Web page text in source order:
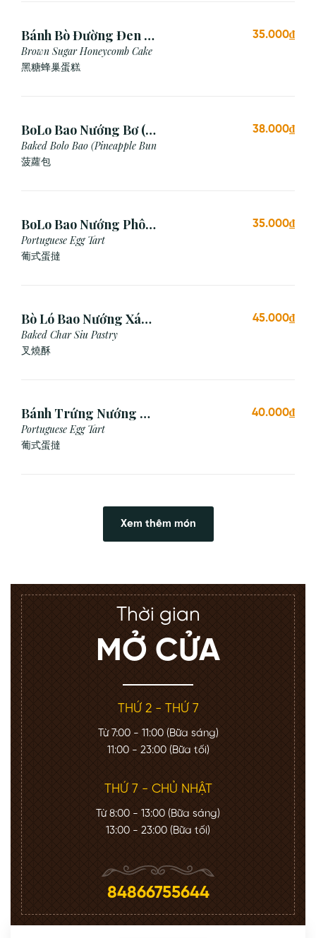
Bánh Bò Đường Đen (1
Cái)
Brown Sugar Honeycomb Cake
黑糖蜂巢蛋糕
35.000₫
BoLo Bao Nướng Bơ (1
Cái)
Baked Bolo Bao (Pineapple Bun
菠蘿包
38.000₫
BoLo Bao Nướng Phô
Mai (1 Cái)
Portuguese Egg Tart
葡式蛋撻
35.000₫
Bò Ló Bao Nướng Xá
Xíu (1 Cái)
Baked Char Siu Pastry
叉燒酥
45.000₫
Bánh Trứng Nướng Bồ
Đào Nha (2 Cái)
Portuguese Egg Tart
葡式蛋撻
40.000₫
Xem thêm món
Thời gian
MỞ CỬA
THỨ 2 - THỨ 7
Từ 7:00 - 11:00 (Bữa sáng)
11:00 - 23:00 (Bữa tối)
THỨ 7 - CHỦ NHẬT
Từ 8:00 - 13:00 (Bữa sáng)
13:00 - 23:00 (Bữa tối)
84866755644